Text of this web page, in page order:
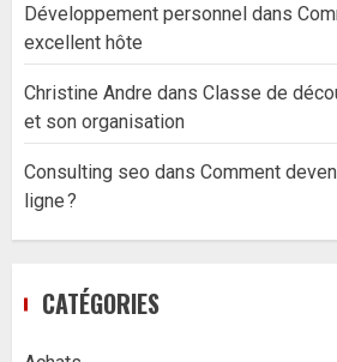
Développement personnel dans
excellent hôte
Christine Andre dans Classe de
et son organisation
Consulting seo dans Comment
ligne ?
CATÉGORIES